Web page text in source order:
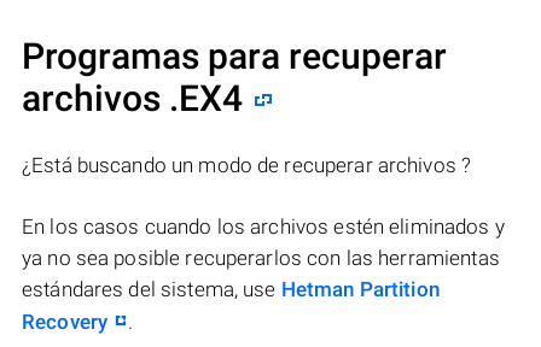
Programas para recuperar
archivos .EX4
¿Está buscando un modo de recuperar archivos ?
En los casos cuando los archivos estén eliminados y
ya no sea posible recuperarlos con las herramientas
estándares del sistema, use Hetman Partition
Recovery
.